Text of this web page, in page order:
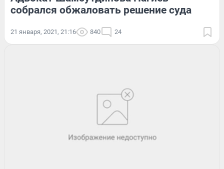
собрался обжаловать решение суда
21 января, 2021, 21:16 840 24